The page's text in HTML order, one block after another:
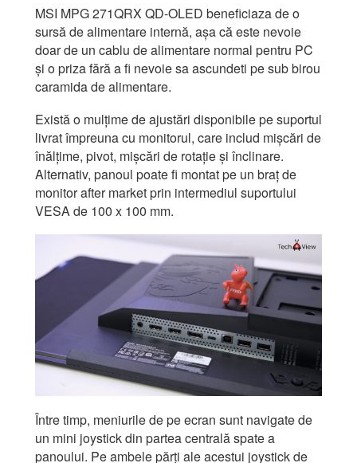
MSI MPG 271QRX QD-OLED beneficiaza de o
sursă de alimentare internă, așa că este nevoie
doar de un cablu de alimentare normal pentru PC
și o priza fără a fi nevoie sa ascundeti pe sub birou
caramida de alimentare.
Există o mulțime de ajustări disponibile pe suportul
livrat împreuna cu monitorul, care includ mișcări de
înălțime, pivot, mișcări de rotație și înclinare.
Alternativ, panoul poate fi montat pe un braț de
monitor after market prin intermediul suportului
VESA de 100 x 100 mm.
Între timp, meniurile de pe ecran sunt navigate de
un mini joystick din partea centrală spate a
panoului. Pe ambele părți ale acestui joystick de